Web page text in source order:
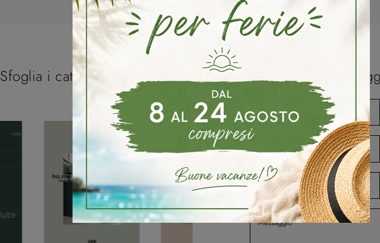
Sfoglia i cataloghi Richiedi